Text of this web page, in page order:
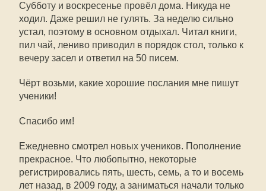
Субботу и воскресенье провёл дома. Никуда не
ходил. Даже решил не гулять. За неделю сильно
устал, поэтому в основном отдыхал. Читал книги,
пил чай, лениво приводил в порядок стол, только к
вечеру засел и ответил на 50 писем.
Чёрт возьми, какие хорошие послания мне пишут
ученики!
Спасибо им!
Ежедневно смотрел новых учеников. Пополнение
прекрасное. Что любопытно, некоторые
регистрировались пять, шесть, семь, а то и восемь
лет назад, в 2009 году, а заниматься начали только